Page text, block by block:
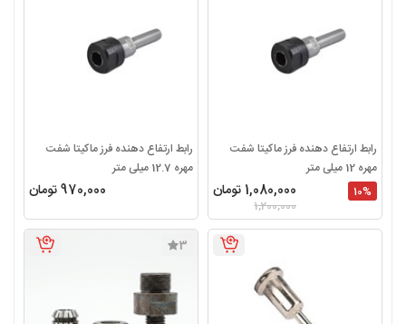
رابط ارتفاع دهنده فرز ماکیتا شفت
مهره 12 میلی متر
%
10 1,080,000 تومان
1,200,000
رابط ارتفاع دهنده فرز ماکیتا شفت
مهره 12.7 میلی متر
970,000 تومان
3